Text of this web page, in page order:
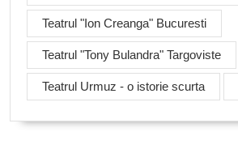
Teatrul "Ion Creanga" Bucuresti
Teatrul "Tony Bulandra" Targoviste
Teatrul Urmuz - o istorie scurta